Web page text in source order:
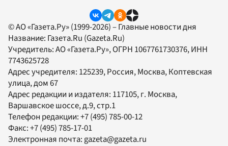
© АО «Газета.Ру» (1999-2026) – Главные новости дня
Название: Газета.Ru (Gazeta.Ru)
Учредитель:АО «Газета.Ру», ОГРН 1067761730376, ИНН
7743625728
Адрес учредителя: 125239, Россия, Москва, Коптевская
улица, дом 67
Адрес редакции и издателя: 117105, г. Москва,
Варшавское шоссе, д.9, стр.1
Телефон редакции:+7 (495) 785-00-12
Факс:+7 (495) 785-17-01
Электронная почта:gazeta@gazeta.ru